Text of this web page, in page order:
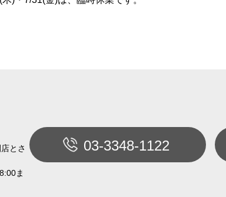
とさ
ま
03-3348-1122